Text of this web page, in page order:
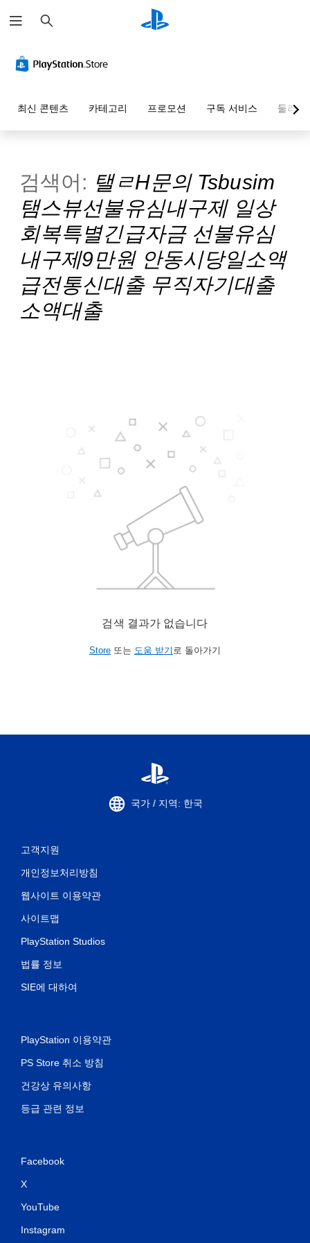
색
최신 콘텐츠 카테고리 프로모션 구독 서비스 둘러보
검색어: 탤ㄹH문의 Tsbusim
탬스뷰선불유심내구제 일상
회복특별긴급자금 선불유심
내구제9만원 안동시당일소액
급전통신대출 무직자기대출
소액대출
검색 결과가 없습니다
Store 또는 도움 받기 로 돌아가기
국가 / 지역: 한국
고객지원
개인정보처리방침
웹사이트 이용약관
사이트맵
PlayStation Studios
법률 정보
SIE에 대하여
PlayStation 이용약관
PS Store 취소 방침
건강상 유의사항
등급 관련 정보
Facebook
X
YouTube
Instagram